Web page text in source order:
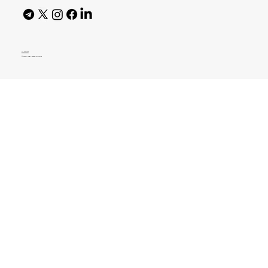
AI Policy
© 2026 High Bar Journal